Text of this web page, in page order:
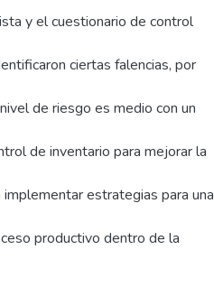
y el cuestionario de control
ciertas falencias, por
de riesgo es medio con un
de inventario para mejorar la
estrategias para una
productivo dentro de la